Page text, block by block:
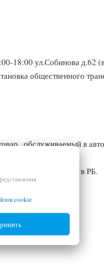
18:00 ул.Собинова д.62
общественного
, обслуживаемый в
импортеров в РБ.
cookie.